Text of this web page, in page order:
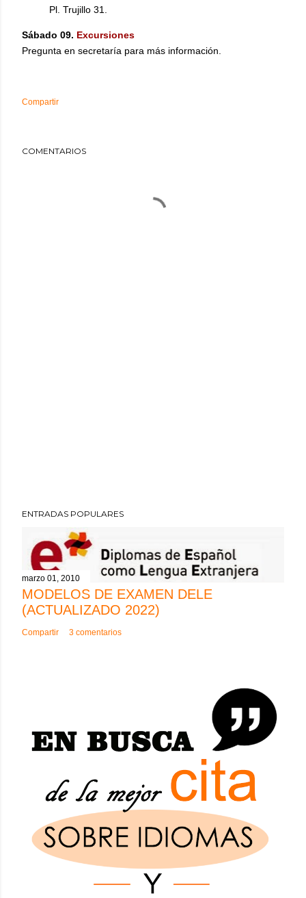
Pl. Trujillo 31.
Sábado 09. Excursiones
Pregunta en secretaría para más información.
Compartir
COMENTARIOS
ENTRADAS POPULARES
marzo 01, 2010
MODELOS DE EXAMEN DELE
(ACTUALIZADO 2022)
Compartir 3 comentarios